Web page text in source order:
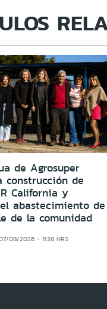
de Agrosuper
de
California y
abastecimiento de
de la comunidad
08/2026 - 11:38 HRS